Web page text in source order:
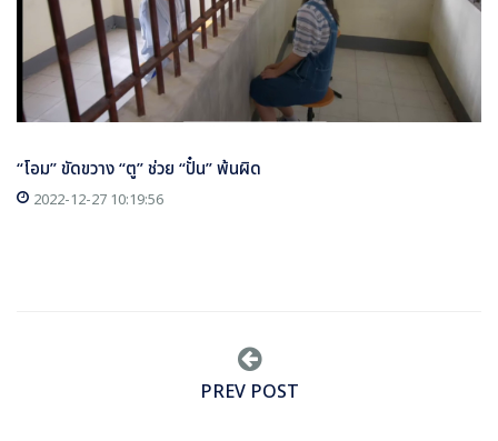
“โอม” ขัดขวาง “ตู” ช่วย “ปั๋น” พ้นผิด
2022-12-27 10:19:56
PREV POST